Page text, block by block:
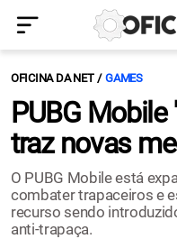
OFICINA DA NET GAMES
PUBG Mobile
traz novas
O PUBG Mobile está
combater trapaceiros e
recurso sendo
anti-trapaça.